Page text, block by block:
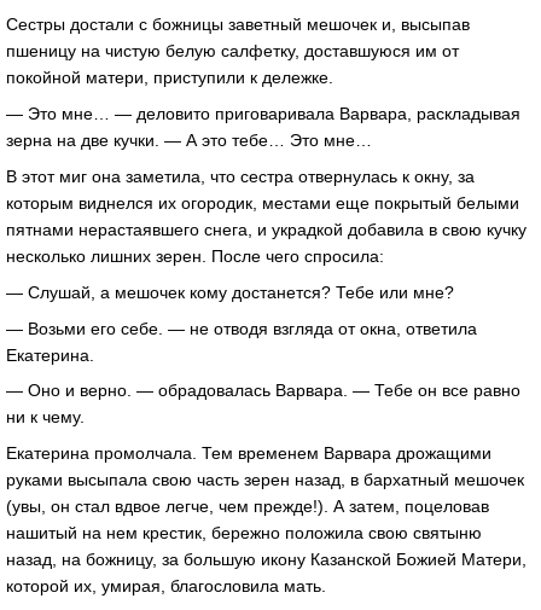
Сестры достали с божницы заветный мешочек и, высыпав
пшеницу на чистую белую салфетку, доставшуюся им от
покойной матери, приступили к дележке.
— Это мне… — деловито приговаривала Варвара, раскладывая
зерна на две кучки. — А это тебе… Это мне…
В этот миг она заметила, что сестра отвернулась к окну, за
которым виднелся их огородик, местами еще покрытый белыми
пятнами нерастаявшего снега, и украдкой добавила в свою кучку
несколько лишних зерен. После чего спросила:
— Слушай, а мешочек кому достанется? Тебе или мне?
— Возьми его себе. — не отводя взгляда от окна, ответила
Екатерина.
— Оно и верно. — обрадовалась Варвара. — Тебе он все равно
ни к чему.
Екатерина промолчала. Тем временем Варвара дрожащими
руками высыпала свою часть зерен назад, в бархатный мешочек
(увы, он стал вдвое легче, чем прежде!). А затем, поцеловав
нашитый на нем крестик, бережно положила свою святыню
назад, на божницу, за большую икону Казанской Божией Матери,
которой их, умирая, благословила мать.